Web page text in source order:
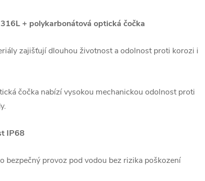
+ polykarbonátová optická čočka
zajišťují dlouhou životnost a odolnost proti korozi i
čočka nabízí vysokou mechanickou odolnost proti
IP68
bezpečný provoz pod vodou bez rizika poškození